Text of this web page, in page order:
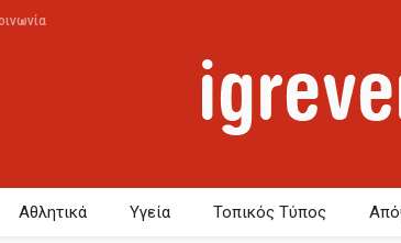
Αθλητικά Υγεία Τοπικός Τύπος